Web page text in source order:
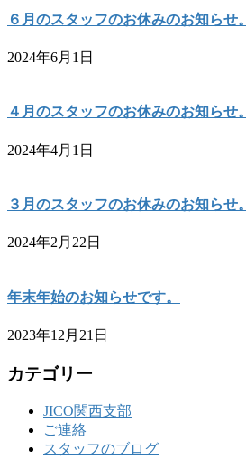
６月のスタッフのお休みのお知らせ。
2024年6月1日
４月のスタッフのお休みのお知らせ。
2024年4月1日
３月のスタッフのお休みのお知らせ。
2024年2月22日
年末年始のお知らせです。
2023年12月21日
カテゴリー
JICO関西支部
ご連絡
スタッフのブログ